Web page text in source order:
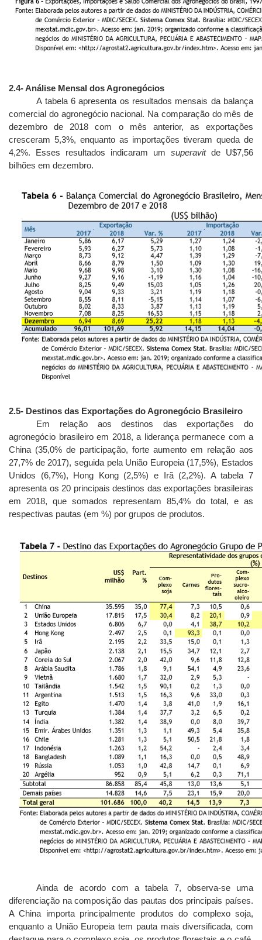
2.4- Análise Mensal dos Agronegócios
A tabela 6 apresenta os resultados mensais da balança
comercial do agronegócio nacional. Na comparação do mês de
dezembro de 2018 com o mês anterior, as exportações
cresceram 5,3%, enquanto as importações tiveram queda de
4,2%. Esses resultados indicaram um superavitde U$7,56
bilhões em dezembro.
2.5- Destinos das Exportações do Agronegócio Brasileiro
Em relação aos destinos das exportações do
agronegócio brasileiro em 2018, a liderança permanece com a
China (35,0% de participação, forte aumento em relação aos
27,7% de 2017), seguida pela União Europeia (17,5%), Estados
Unidos (6,7%), Hong Kong (2,5%) e Irã (2,2%). A tabela 7
apresenta os 20 principais destinos das exportações brasileiras
em 2018, que somados representam 85,4% do total, e as
respectivas pautas (em %) por grupos de produtos.
Ainda de acordo com a tabela 7, observa-se uma
diferenciação na composição das pautas dos principais países.
A China importa principalmente produtos do complexo soja,
enquanto a União Europeia tem pauta mais diversificada, com